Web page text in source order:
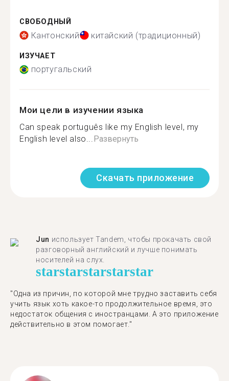
СВОБОДНЫЙ
Кантонский китайский (традиционный)
ИЗУЧАЕТ
португальский
Мои цели в изучении языка
Can speak português like my English level, my
English level also...Развернуть
Скачать приложение
Jun использует Tandem, чтобы прокачать свой
разговорный английский и лучше понимать
носителей на слух.
starstarstarstarstar
"Одна из причин, по которой мне трудно заставить себя
учить язык хоть какое-то продолжительное время, это
недостаток общения с иностранцами. А это приложение
действительно в этом помогает."